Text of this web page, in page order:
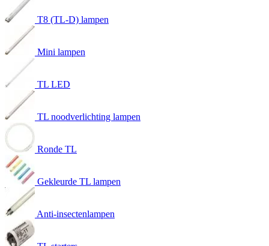
T8 (TL-D) lampen
Mini lampen
TL LED
TL noodverlichting lampen
Ronde TL
Gekleurde TL lampen
Anti-insectenlampen